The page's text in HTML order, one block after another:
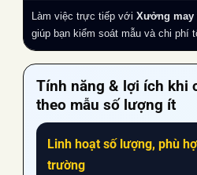
Làm việc trực tiếp với Xưởng
giúp bạn kiểm soát mẫu và chi phí
Tính năng & lợi ích khi
theo mẫu số lượng ít
Linh hoạt số lượng, phù
trường